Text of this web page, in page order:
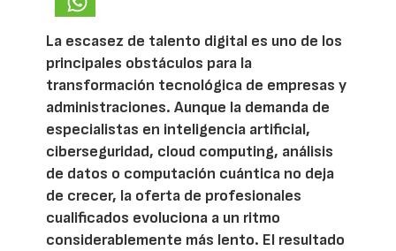
La escasez de talento digital es uno de los
principales obstáculos para la
transformación tecnológica de empresas y
administraciones. Aunque la demanda de
especialistas en inteligencia artificial,
ciberseguridad, cloud computing, análisis
de datos o computación cuántica no deja
de crecer, la oferta de profesionales
cualificados evoluciona a un ritmo
considerablemente más lento. El resultado